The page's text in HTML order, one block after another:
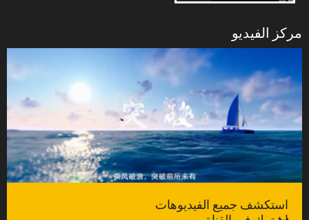
مركز الفيديو
استكشف جميع الفيديوهات